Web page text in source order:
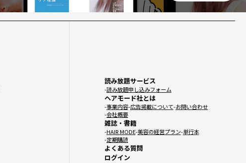
読み放題サービス
読み放題申し込みフォーム
ヘアモード社とは
事業内容 広告掲載について お問い合わせ
会社概要
雑誌・書籍
HAIR MODE 美容の経営プラン 単行本
定期購読
よくある質問
ログイン